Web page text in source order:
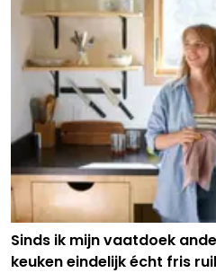
Sinds ik mijn vaatdoek
keuken eindelijk écht fris